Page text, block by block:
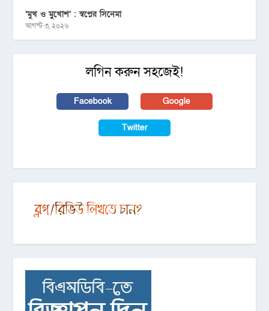
‘মুখ ও মু্খোশ’ : স্বপ্নের সিনেমা
আগস্ট ৩, ২০২৬
লগিন করুন সহজেই!
Facebook Google
Twitter